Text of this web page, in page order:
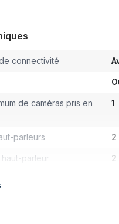
connectivité
de caméras pris en
1
parleurs 2
parleur 2